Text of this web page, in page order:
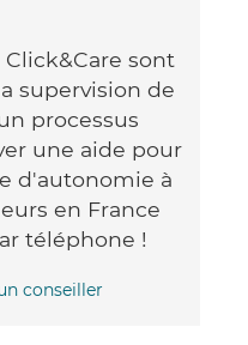
sont
supervision de
processus
une aide pour
d'autonomie à
en France
téléphone !
conseiller